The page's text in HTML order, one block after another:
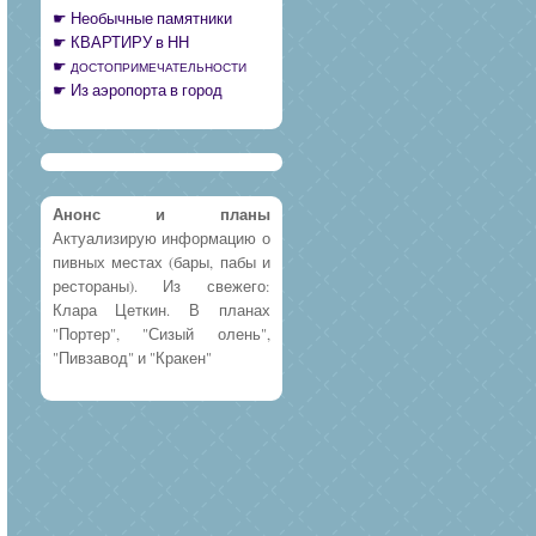
Необычные памятники
КВАРТИРУ в НН
ДОСТОПРИМЕЧАТЕЛЬНОСТИ
Из аэропорта в город
Анонс и планы
Актуализирую информацию о
пивных местах (бары, пабы и
рестораны). Из свежего:
Клара Цеткин. В планах
"Портер", "Сизый олень",
"Пивзавод" и "Кракен"